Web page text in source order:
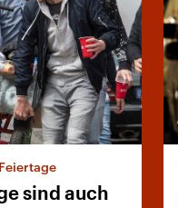
sind auch